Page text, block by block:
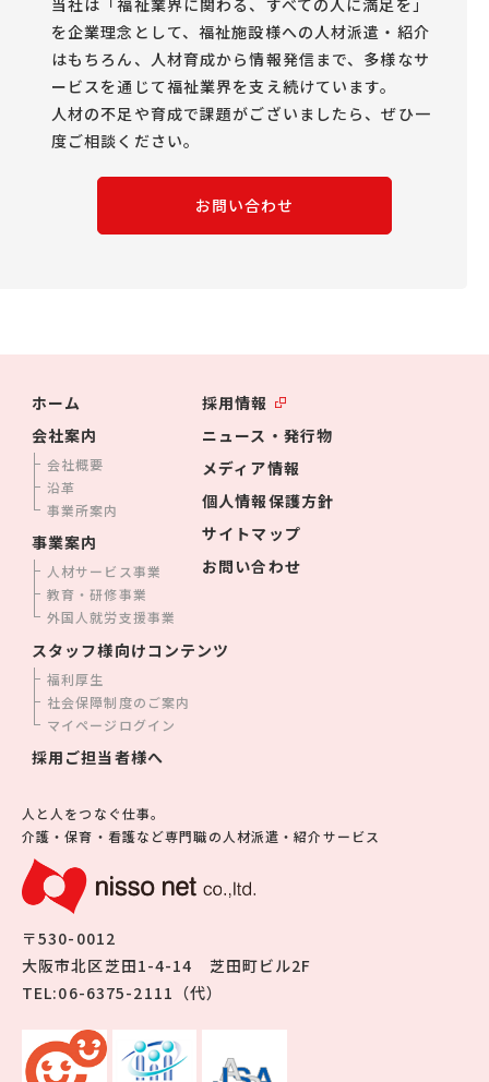
当社は「福祉業界に関わる、すべての人に満足を」
を企業理念として、福祉施設様への人材派遣・紹介
はもちろん、人材育成から情報発信まで、多様なサ
ービスを通じて福祉業界を支え続けています。
人材の不足や育成で課題がございましたら、ぜひ一
度ご相談ください。
お問い合わせ
ホーム
会社案内
会社概要
沿革
事業所案内
事業案内
人材サービス事業
教育・研修事業
外国人就労支援事業
採用情報
ニュース・発行物
メディア情報
個人情報保護方針
サイトマップ
お問い合わせ
スタッフ様向けコンテンツ
福利厚生
社会保障制度のご案内
マイページログイン
採用ご担当者様へ
人と人をつなぐ仕事。
介護・保育・看護など専門職の人材派遣・紹介サービス
〒530-0012
大阪市北区芝田1-4-14 芝田町ビル2F
TEL:06-6375-2111（代）